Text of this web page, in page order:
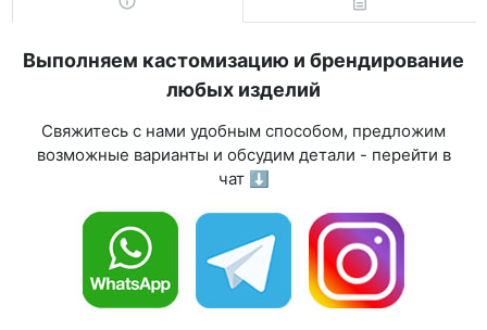
Выполняем кастомизацию и брендирование
любых изделий
Свяжитесь с нами удобным способом, предложим
возможные варианты и обсудим детали - перейти в
чат ⬇